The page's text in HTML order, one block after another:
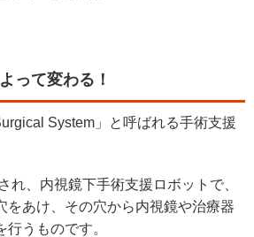
って変わる！
System」と呼ばれる手術支援
れ、内視鏡下手術支援ロボットで、
をあけ、その穴から内視鏡や治療器
うものです。